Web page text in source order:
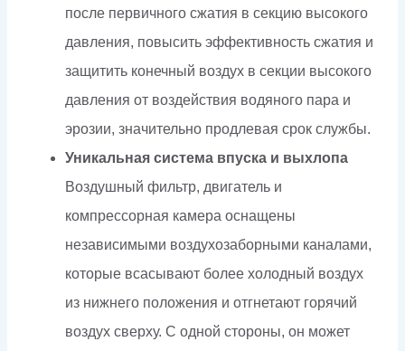
после первичного сжатия в секцию высокого
давления, повысить эффективность сжатия и
защитить конечный воздух в секции высокого
давления от воздействия водяного пара и
эрозии, значительно продлевая срок службы.
Уникальная система впуска и выхлопа
Воздушный фильтр, двигатель и
компрессорная камера оснащены
независимыми воздухозаборными каналами,
которые всасывают более холодный воздух
из нижнего положения и отгнетают горячий
воздух сверху. С одной стороны, он может